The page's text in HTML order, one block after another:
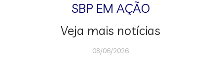
SBP EM AÇÃO
Veja mais notícias
08/06/2026